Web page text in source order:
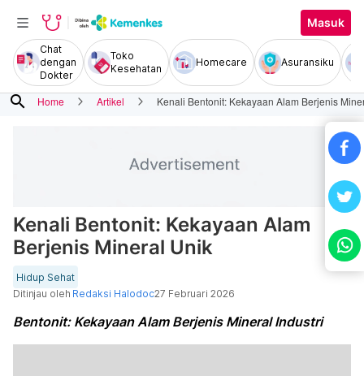
Masuk
Chat
dengan
Dokter
Toko
Kesehatan
Homecare Asuransiku
search Home Artikel Kenali Bentonit: Kekayaan Alam Berjenis
Kenali Bentonit: Kekayaan Alam
Berjenis Mineral Unik
Hidup Sehat
Ditinjau oleh Redaksi Halodoc27 Februari 2026
Bentonit: Kekayaan Alam Berjenis Mineral Industri